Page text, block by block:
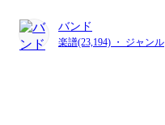
バンド
楽譜(23,194) ・ ジャンル